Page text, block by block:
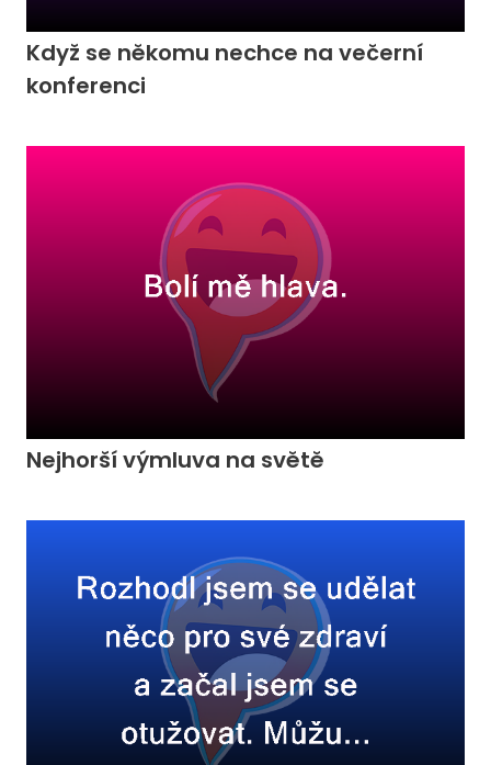
Když se někomu nechce na večerní
konferenci
Nejhorší výmluva na světě